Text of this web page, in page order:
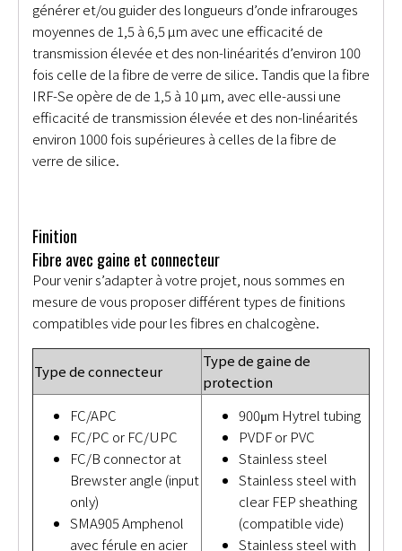
générer et/ou guider des longueurs d’onde infrarouges
moyennes de 1,5 à 6,5 µm avec une efficacité de
transmission élevée et des non-linéarités d’environ 100
fois celle de la fibre de verre de silice. Tandis que la fibre
IRF-Se opère de de 1,5 à 10 µm, avec elle-aussi une
efficacité de transmission élevée et des non-linéarités
environ 1000 fois supérieures à celles de la fibre de
verre de silice.
Finition
Fibre avec gaine et connecteur
Pour venir s’adapter à votre projet, nous sommes en
mesure de vous proposer différent types de finitions
compatibles vide pour les fibres en chalcogène.
Type de connecteur
Type de gaine de
protection
FC/APC
FC/PC or FC/UPC
FC/B connector at
Brewster angle (input
only)
SMA905 Amphenol
avec férule en acier
900μm Hytrel tubing
PVDF or PVC
Stainless steel
Stainless steel with
clear FEP sheathing
(compatible vide)
Stainless steel with